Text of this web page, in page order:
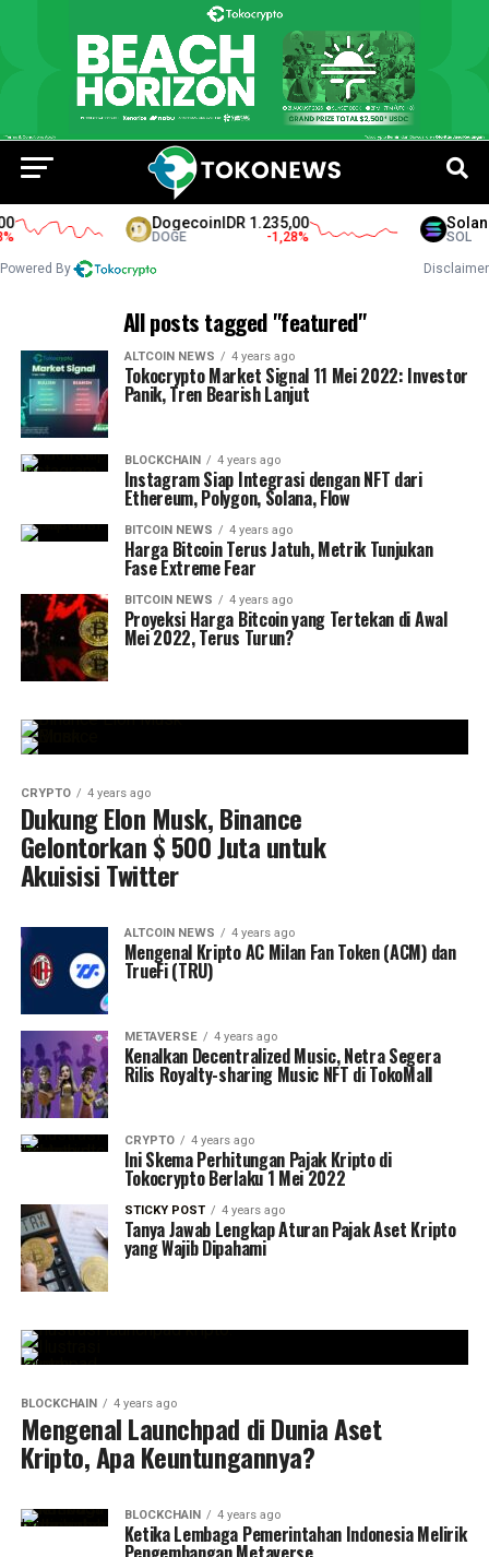
DogecoinIDR 1.235,00
DOGE -1,28%
Solana
SOL
Powered By Disclaimer
All posts tagged "featured"
ALTCOIN NEWS 4 years ago
Tokocrypto Market Signal 11 Mei 2022: Investor
Panik, Tren Bearish Lanjut
BLOCKCHAIN 4 years ago
Instagram Siap Integrasi dengan NFT dari
Ethereum, Polygon, Solana, Flow
BITCOIN NEWS 4 years ago
Harga Bitcoin Terus Jatuh, Metrik Tunjukan
Fase Extreme Fear
BITCOIN NEWS 4 years ago
Proyeksi Harga Bitcoin yang Tertekan di Awal
Mei 2022, Terus Turun?
CRYPTO 4 years ago
Dukung Elon Musk, Binance
Gelontorkan $ 500 Juta untuk
Akuisisi Twitter
ALTCOIN NEWS 4 years ago
Mengenal Kripto AC Milan Fan Token (ACM) dan
TrueFi (TRU)
METAVERSE 4 years ago
Kenalkan Decentralized Music, Netra Segera
Rilis Royalty-sharing Music NFT di TokoMall
CRYPTO 4 years ago
Ini Skema Perhitungan Pajak Kripto di
Tokocrypto Berlaku 1 Mei 2022
STICKY POST 4 years ago
Tanya Jawab Lengkap Aturan Pajak Aset Kripto
yang Wajib Dipahami
BLOCKCHAIN 4 years ago
Mengenal Launchpad di Dunia Aset
Kripto, Apa Keuntungannya?
BLOCKCHAIN 4 years ago
Ketika Lembaga Pemerintahan Indonesia Melirik